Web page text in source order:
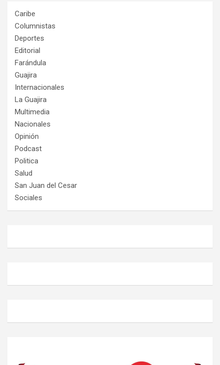
Caribe
Columnistas
Deportes
Editorial
Farándula
Guajira
Internacionales
La Guajira
Multimedia
Nacionales
Opinión
Podcast
Politica
Salud
San Juan del Cesar
Sociales